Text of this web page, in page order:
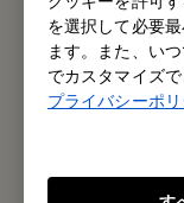
を選択して必要
ます。また、い
でカスタマイズで
プライバシーポ